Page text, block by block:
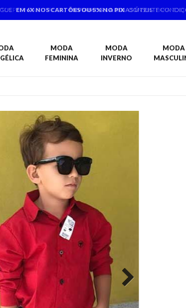
EM 6X NOS CARTÕES OU 5% NO PIX CONSULTE
MODA
FEMININA
MODA
INVERNO
MODA